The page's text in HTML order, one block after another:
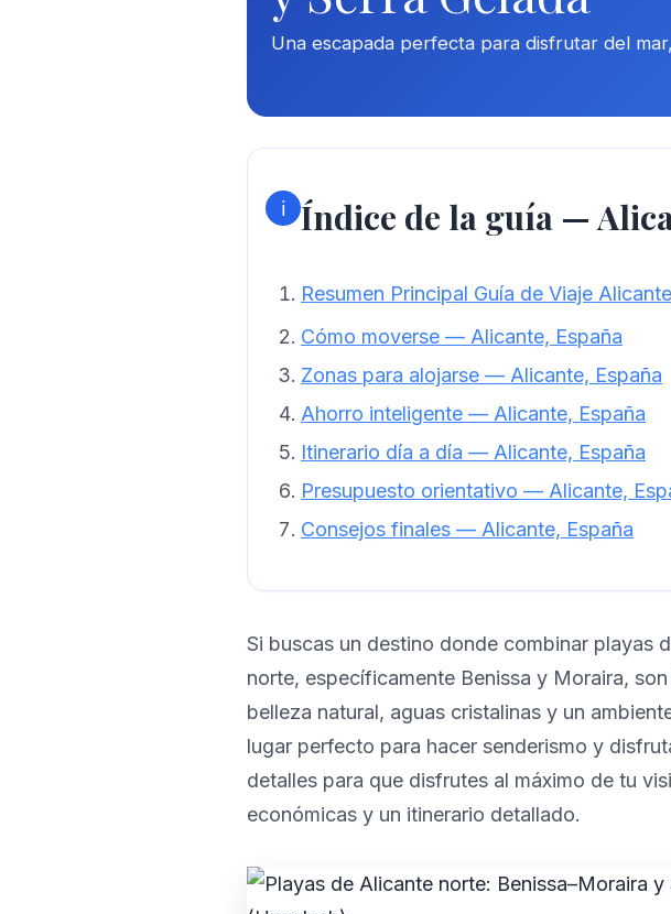
Una escapada perfecta para disfrutar del
ℹ️ Índice de la guía —
Resumen Principal Guía de Viaje
Cómo moverse — Alicante, España
Zonas para alojarse — Alicante, España
Ahorro inteligente — Alicante, España
Itinerario día a día — Alicante, España
Presupuesto orientativo — Alicante,
Consejos finales — Alicante, España
Si buscas un destino donde combinar playas
norte, específicamente Benissa y Moraira,
belleza natural, aguas cristalinas y un
lugar perfecto para hacer senderismo y
detalles para que disfrutes al máximo de tu
económicas y un itinerario detallado.